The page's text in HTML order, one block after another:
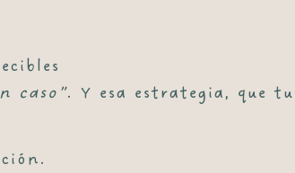
caso”. Y esa estrategia, que